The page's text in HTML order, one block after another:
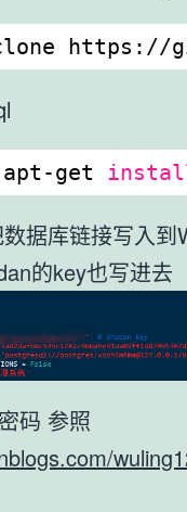
https: //
apt-get
据库链接写入到
的key也写进去
码 参照